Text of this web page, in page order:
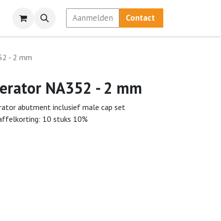
Aanmelden Contact
- 2 mm
NA352 - 2 mm
abutment inclusief male cap set
10 stuks 10%